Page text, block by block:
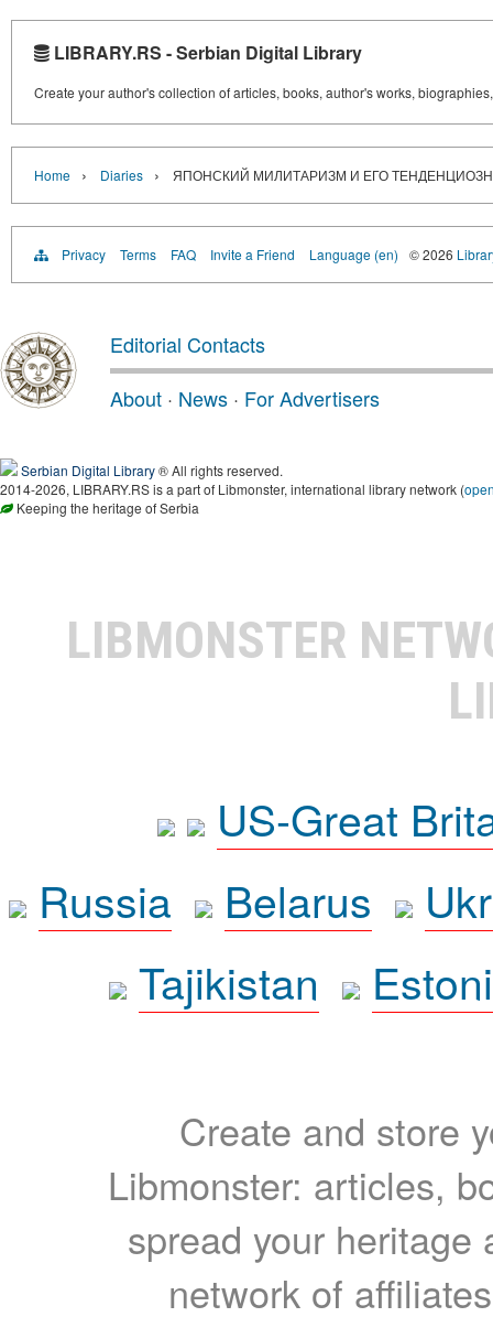
LIBRARY.RS - Serbian Digital Library
Create your author's collection of articles, books, author's works,
Home › Diaries › ЯПОНСКИЙ МИЛИТАРИЗМ И ЕГО
Privacy Terms FAQ Invite a Friend Language (en) © 2026
Editorial Contacts
About · News · For Advertisers
Serbian Digital Library® All rights reserved.
2014-2026, LIBRARY.RS is a part of Libmonster, international library network (
Keeping the heritage of Serbia
LIBMONSTER
US-Great
Russia
Belarus
Tajikistan
Create and store
Libmonster: articles,
spread your heritage
network of